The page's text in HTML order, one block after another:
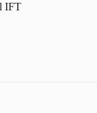
IFT